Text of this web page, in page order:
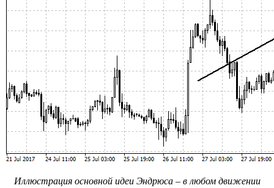
Иллюстрация основной идеи Эндрюса – в любом движении